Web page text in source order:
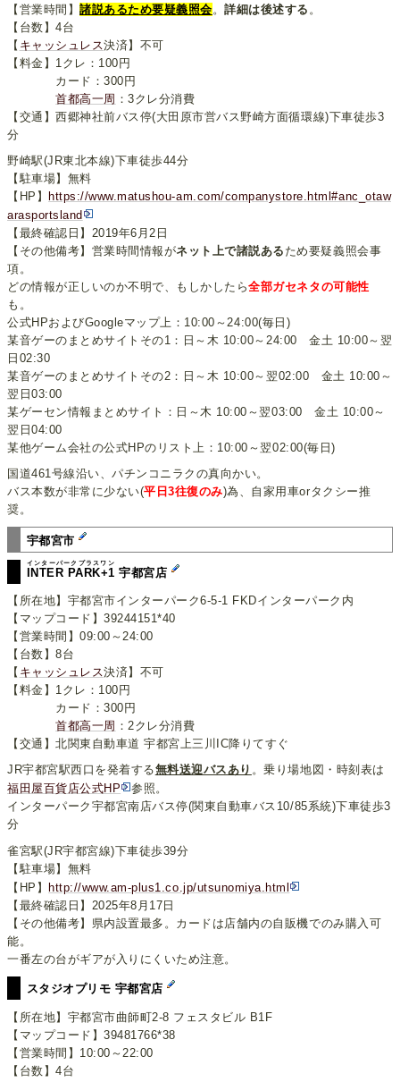
【営業時間】諸説あるため要疑義照会。詳細は後述する 。
【台数】4台
【 キャッシュレス決済】不可
【料金】1クレ：100円
カード：300円
首都高一周 ：3クレ分消費
【交通】西郷神社前バス停(大田原市営バス野崎方面循環線)下車徒歩3
分
野崎駅(JR東北本線)下車徒歩44分
【駐車場】無料
【HP】
https://www.matushou-am.com/companystore.html#anc_otaw
arasportsland
【最終確認日】2019年6月2日
【その他備考】営業時間情報がネット上で諸説ある ため要疑義照会事
項。
どの情報が正しいのか不明で、もしかしたら全部ガセネタの可能性
も。
公式HPおよびGoogleマップ上：10:00～24:00(毎日)
某音ゲーのまとめサイトその1：日～木 10:00～24:00 金土 10:00～翌
日02:30
某音ゲーのまとめサイトその2：日～木 10:00～翌02:00 金土 10:00～
翌日03:00
某ゲーセン情報まとめサイト：日～木 10:00～翌03:00 金土 10:00～
翌日04:00
某他ゲーム会社の公式HPのリスト上：10:00～翌02:00(毎日)
国道461号線沿い、パチンコニラクの真向かい。
バス本数が非常に少ない(平日3往復のみ)為、自家用車orタクシー推
奨。
宇都宮市
INTER PARK+1
インターパークプラスワン
宇都宮店
【所在地】宇都宮市インターパーク6-5-1 FKDインターパーク内
【マップコード】39244151*40
【営業時間】09:00～24:00
【台数】8台
【 キャッシュレス決済】不可
【料金】1クレ：100円
カード：300円
首都高一周 ：2クレ分消費
【交通】北関東自動車道 宇都宮上三川IC降りてすぐ
JR宇都宮駅西口を発着する無料送迎バスあり 。乗り場地図・時刻表は
福田屋百貨店公式HP
参照。
インターパーク宇都宮南店バス停(関東自動車バス10/85系統)下車徒歩3
分
雀宮駅(JR宇都宮線)下車徒歩39分
【駐車場】無料
【HP】http://www.am-plus1.co.jp/utsunomiya.html
【最終確認日】2025年8月17日
【その他備考】県内設置最多。カードは店舗内の自販機でのみ購入可
能。
一番左の台がギアが入りにくいため注意。
スタジオプリモ 宇都宮店
【所在地】宇都宮市曲師町2-8 フェスタビル B1F
【マップコード】39481766*38
【営業時間】10:00～22:00
【台数】4台